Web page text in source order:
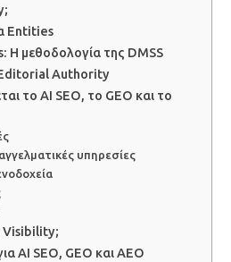
Entities
Η μεθοδολογία της DMSS
Authority
το AI SEO, το GEO και το
υπηρεσίες
Visibility;
AI SEO, GEO και AEO